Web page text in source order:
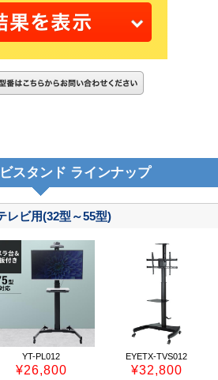
スタンド ラインナップ
レビ用(32型～55型)
YT-PL012
¥26,800
EYETX-TVS012
¥32,800